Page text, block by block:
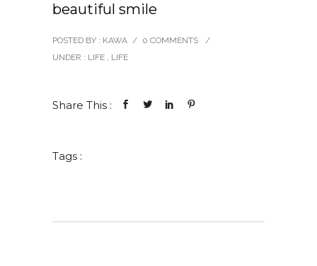
beautiful smile
POSTED BY : KAWA / 0 COMMENTS
/
UNDER : LIFE , LIFE
Share This :
Tags :